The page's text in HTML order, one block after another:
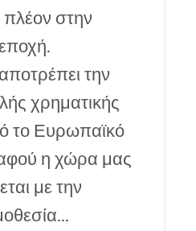
στην
την
χρηματικής
το Ευρωπαϊκό
η χώρα μας
με την